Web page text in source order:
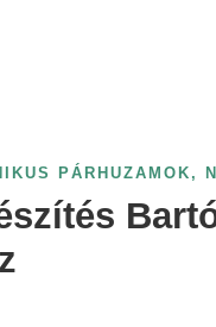
PÁRHUZAMOK,